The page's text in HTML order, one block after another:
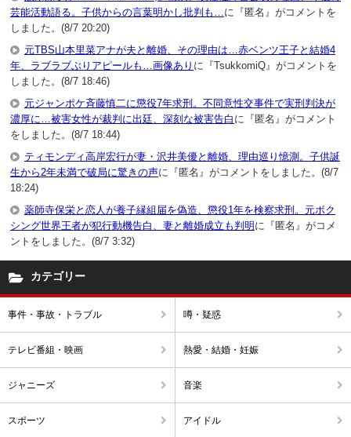
芸能活動語る。子供からの言葉明かし批判も… に『匿名』がコメントを
しました。(8/7 20:20)
元TBS山本里菜アナが夫と離婚、その理由は…赤ベンツ王子と結婚4
年、ラブラブぶりアピールも…画像あり に『TsukkomiQ』がコメントを
しました。(8/7 18:46)
元ジャンポケ斉藤慎二に懲役7年求刑。不同意性交事件で実刑判決が
濃厚に…被害女性が裁判に出廷、深刻な被害告白 に『匿名』がコメント
をしました。(8/7 18:44)
ティモンディ高岸宏行が妻・沢井美優と離婚、理由巡り憶測。子供誕
生から2年未満で破局に驚きの声に『匿名』がコメントをしました。(8/7
18:24)
薬師寺保栄と恋人が養子縁組届を偽造、懲役1年を検察求刑。元ボク
シング世界王者が犯行動機告白、妻と離婚成立も判明 に『匿名』がコメ
ントをしました。(8/7 3:32)
カテゴリー
事件・事故・トラブル 噂・疑惑
テレビ番組・映画 熱愛・結婚・妊娠
ジャニーズ 音楽
スポーツ アイドル